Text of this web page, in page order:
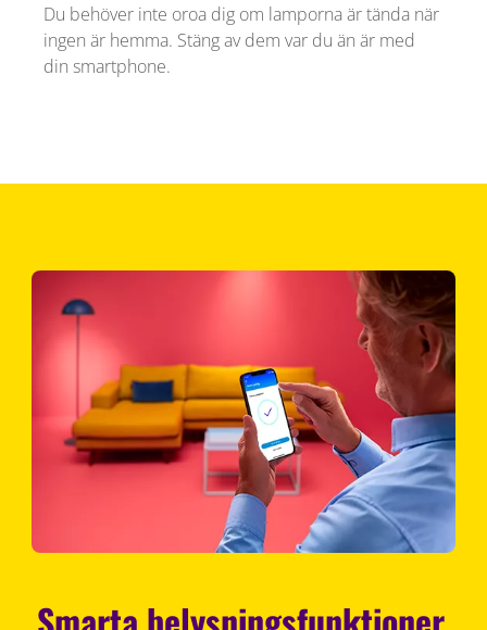
Du behöver inte oroa dig om lamporna är tända när
ingen är hemma. Stäng av dem var du än är med
din smartphone.